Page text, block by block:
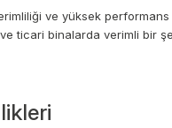
ve yüksek
ticari binalarda verimli